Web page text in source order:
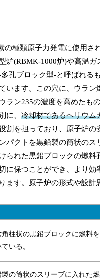
の種類原子力発電に使用
炉(RBMK-1000炉)や高温
孔ブロック型-と呼ばれる
います。この穴に、ウラ
ラン235の濃度を高めたも
に、 冷却材であるヘリウム
割を担っており、原子炉
パクトを黒鉛製の筒状の
られた黒鉛ブロックの燃料
に保つことができ、より
ます。原子炉の形式や設
角柱状の黒鉛ブロックに燃料
いる。
製の筒状のスリーブに入れた